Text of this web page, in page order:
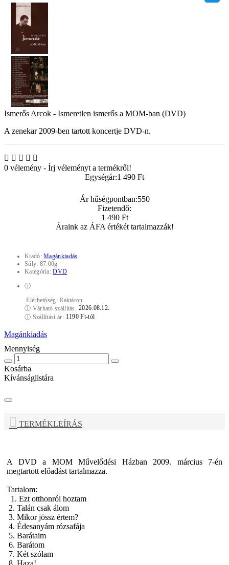
Ismerős Arcok - Ismeretlen ismerős a MOM-ban (DVD)
A zenekar 2009-ben tartott koncertje DVD-n.
0 vélemény - Írj véleményt a termékről!
Egységár:1 490 Ft
Ár hűségpontban:550
Fizetendő:
1 490 Ft
Áraink az ÁFA értékét tartalmazzák!
Kiadó:Magánkiadás
Súly: 87.00g
Kategória:DVD
ⓘ
Elérhetőség:Raktáron
ⓘ Várható szállítás: 2026.08.12.
ⓘ Szállítási ár: 1190 Ft-tól
Magánkiadás
Mennyiség
Kosárba
Kívánságlistára
TERMÉKLEÍRÁS
A DVD a MOM Művelődési Házban 2009. március 7-én
megtartott előadást tartalmazza.
Tartalom:
1. Ezt otthonról hoztam
2. Talán csak álom
3. Mikor jössz értem?
4. Édesanyám rózsafája
5. Barátaim
6. Barátom
7. Két szólam
8. Haza!